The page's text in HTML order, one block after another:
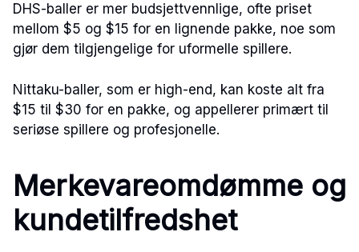
DHS-baller er mer budsjettvennlige, ofte priset
mellom $5 og $15 for en lignende pakke, noe som
gjør dem tilgjengelige for uformelle spillere.
Nittaku-baller, som er high-end, kan koste alt fra
$15 til $30 for en pakke, og appellerer primært til
seriøse spillere og profesjonelle.
Merkevareomdømme og
kundetilfredshet